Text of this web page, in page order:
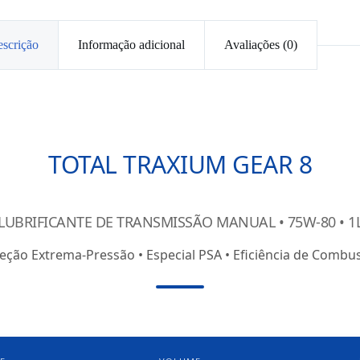
Informação adicional Avaliações (0)
TOTAL TRAXIUM GEAR 8
DE TRANSMISSÃO MANUAL • 75W-80 •
Extrema-Pressão • Especial PSA • Eficiência de